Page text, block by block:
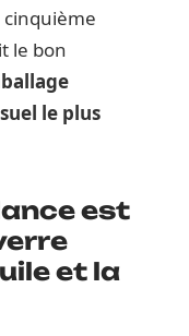
le bon
le plus
est
et la